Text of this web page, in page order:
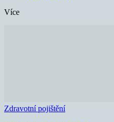
Více
Zdravotní pojištění